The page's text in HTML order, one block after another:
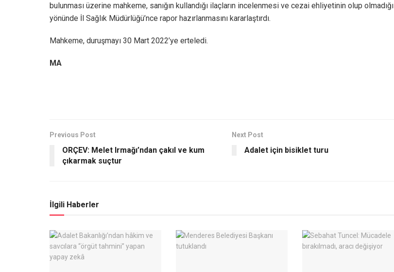
bulunması üzerine mahkeme, sanığın kullandığı ilaçların incelenmesi ve cezai ehliyetinin olup olmadığı
yönünde İl Sağlık Müdürlüğü’nce rapor hazırlanmasını kararlaştırdı.
Mahkeme, duruşmayı 30 Mart 2022’ye erteledi.
MA
Previous Post
ORÇEV: Melet Irmağı’ndan çakıl ve kum
çıkarmak suçtur
Next Post
Adalet için bisiklet turu
İlgili Haberler